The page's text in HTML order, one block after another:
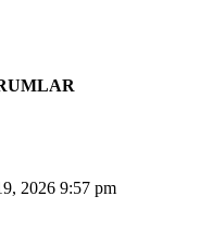
2026 9:57 pm